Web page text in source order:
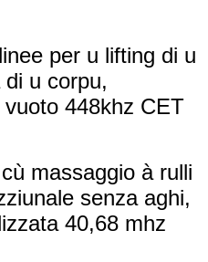
per u lifting di u
u corpu,
448khz CET
massaggio à rulli
senza aghi,
40,68 mhz